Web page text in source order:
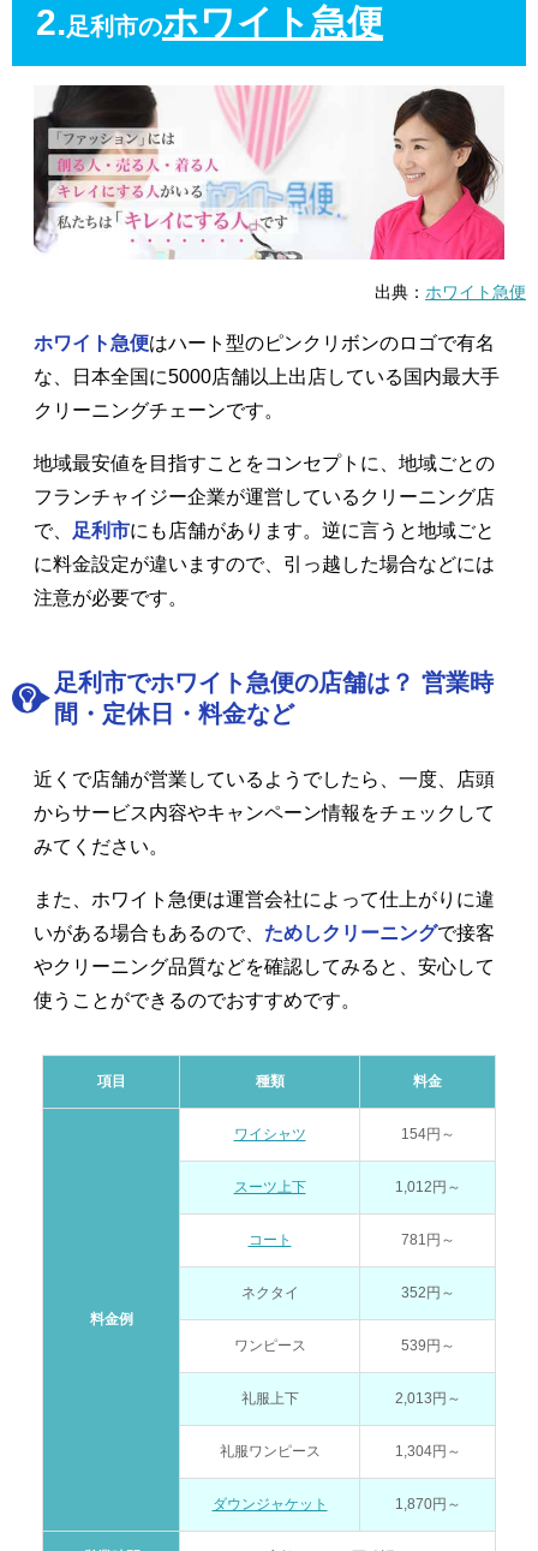
2.足利市のホワイト急便
出典： ホワイト急便
ホワイト急便はハート型のピンクリボンのロゴで有名
な、日本全国に5000店舗以上出店している国内最大手
クリーニングチェーンです。
地域最安値を目指すことをコンセプトに、地域ごとの
フランチャイジー企業が運営しているクリーニング店
で、
足利市にも店舗があります。逆に言うと地域ごと
に料金設定が違いますので、引っ越した場合などには
注意が必要です。
足利市でホワイト急便の店舗は？ 営業時
間・定休日・料金など
近くで店舗が営業しているようでしたら、一度、店頭
からサービス内容やキャンペーン情報をチェックして
みてください。
また、ホワイト急便は運営会社によって仕上がりに違
いがある場合もあるので、 ためしクリーニングで接客
やクリーニング品質などを確認してみると、安心して
使うことができるのでおすすめです。
項目 種類 料金
料金例
ワイシャツ 154円～
スーツ上下 1,012円～
コート 781円～
ネクタイ 352円～
ワンピース 539円～
礼服上下 2,013円～
礼服ワンピース 1,304円～
ダウンジャケット 1,870円～